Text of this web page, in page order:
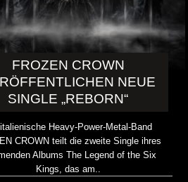
FROZEN CROWN
NEUE
SINGLE „REBORN“
Heavy-Power-Metal-Band
CROWN teilt die zweite Single ihres
Albums The Legend of the Six
Kings, das am..